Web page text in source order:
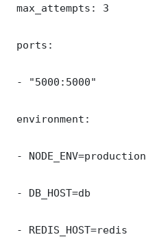
max_attempts: 3
ports:
- "5000:5000"
environment:
- NODE_ENV=production
- DB_HOST=db
- REDIS_HOST=redis